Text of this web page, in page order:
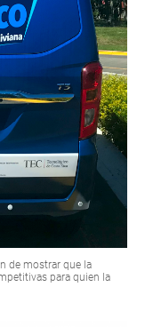
de mostrar que la
para quien la